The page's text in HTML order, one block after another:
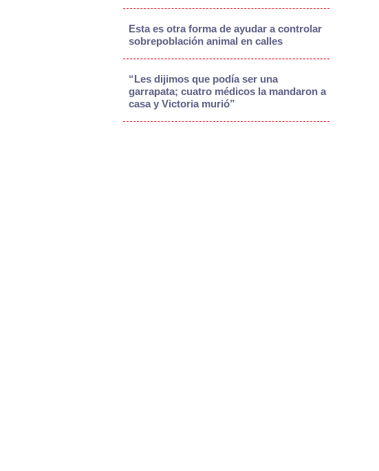
Esta es otra forma de ayudar a controlar
sobrepoblación animal en calles
“Les dijimos que podía ser una
garrapata; cuatro médicos la mandaron a
casa y Victoria murió”